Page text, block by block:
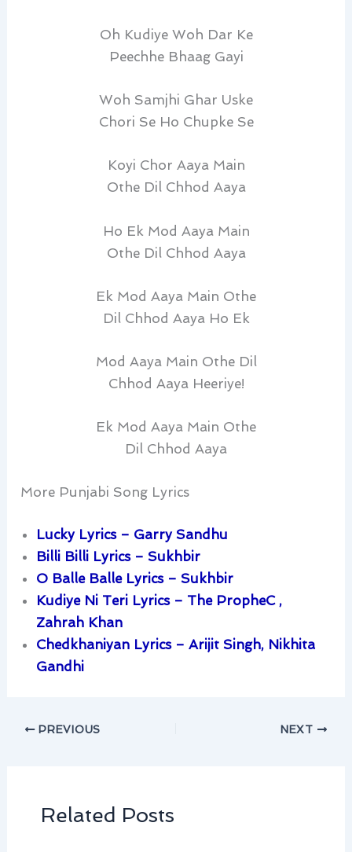
Oh Kudiye Woh Dar Ke
Peechhe Bhaag Gayi
Woh Samjhi Ghar Uske
Chori Se Ho Chupke Se
Koyi Chor Aaya Main
Othe Dil Chhod Aaya
Ho Ek Mod Aaya Main
Othe Dil Chhod Aaya
Ek Mod Aaya Main Othe
Dil Chhod Aaya Ho Ek
Mod Aaya Main Othe Dil
Chhod Aaya Heeriye!
Ek Mod Aaya Main Othe
Dil Chhod Aaya
More Punjabi Song Lyrics
Lucky Lyrics – Garry Sandhu
Billi Billi Lyrics – Sukhbir
O Balle Balle Lyrics – Sukhbir
Kudiye Ni Teri Lyrics – The PropheC ,
Zahrah Khan
Chedkhaniyan Lyrics – Arijit Singh, Nikhita
Gandhi
PREVIOUS NEXT
Related Posts